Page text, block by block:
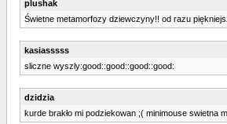
plushak
Świetne metamorfozy dziewczyny!! od razu
kasiasssss
sliczne wyszly:good::good::good::good:
dzidzia
kurde brakło mi podziekowan ;( minimouse swietna